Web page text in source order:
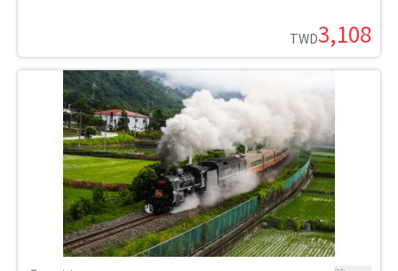
TWD3,108